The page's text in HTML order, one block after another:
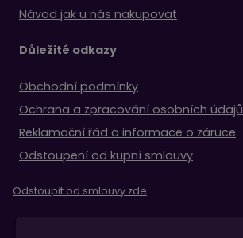
Návod jak u nás nakupovat
Důležité odkazy
Obchodní podmínky
Ochrana a zpracování osobních údajů
Reklamační řád a informace o záruce
Odstoupení od kupní smlouvy
Odstoupit od smlouvy zde